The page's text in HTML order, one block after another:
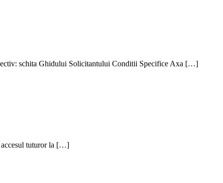
schita Ghidului Solicitantului Conditii Specifice Axa […]
accesul tuturor la […]